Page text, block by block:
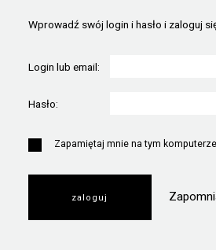
Wprowadź swój login i hasło i zaloguj
Login lub email:
Hasło:
Zapamiętaj mnie na tym komputerze